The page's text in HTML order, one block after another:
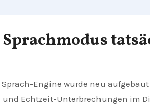
Engine wurde neu
Echtzeit-Unterbrechungen im